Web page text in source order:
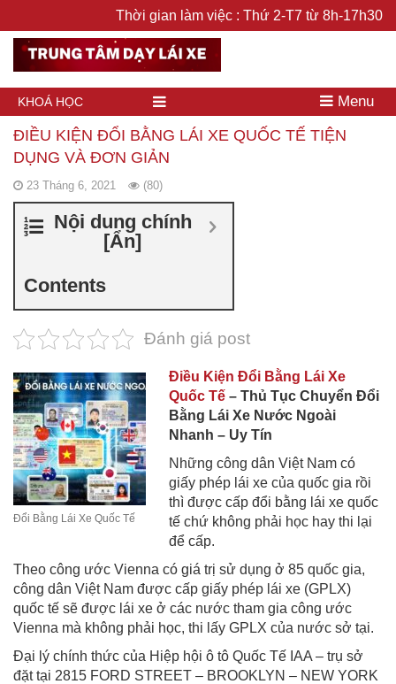
Thời gian làm việc : Thứ 2-T7 từ 8h-17h30
KHOÁ HỌC Menu
ĐIỀU KIỆN ĐỔI BẰNG LÁI XE QUỐC TẾ TIỆN
DỤNG VÀ ĐƠN GIẢN
23 Tháng 6, 2021 (80)
Nội dung chính
[Ẩn]
Contents
Đánh giá post
Đổi Bằng Lái Xe Quốc Tế
Điều Kiện Đổi Bằng Lái Xe
Quốc Tế– Thủ Tục Chuyển Đổi
Bằng Lái Xe Nước Ngoài
Nhanh – Uy Tín
Những công dân Việt Nam có
giấy phép lái xe của quốc gia rồi
thì được cấp đổi bằng lái xe quốc
tế chứ không phải học hay thi lại
để cấp.
Theo công ước Vienna có giá trị sử dụng ở 85 quốc gia,
công dân Việt Nam được cấp giấy phép lái xe (GPLX)
quốc tế sẽ được lái xe ở các nước tham gia công ước
Vienna mà không phải học, thi lấy GPLX của nước sở tại.
Đại lý chính thức của Hiệp hội ô tô Quốc Tế IAA – trụ sở
đặt tại 2815 FORD STREET – BROOKLYN – NEW YORK